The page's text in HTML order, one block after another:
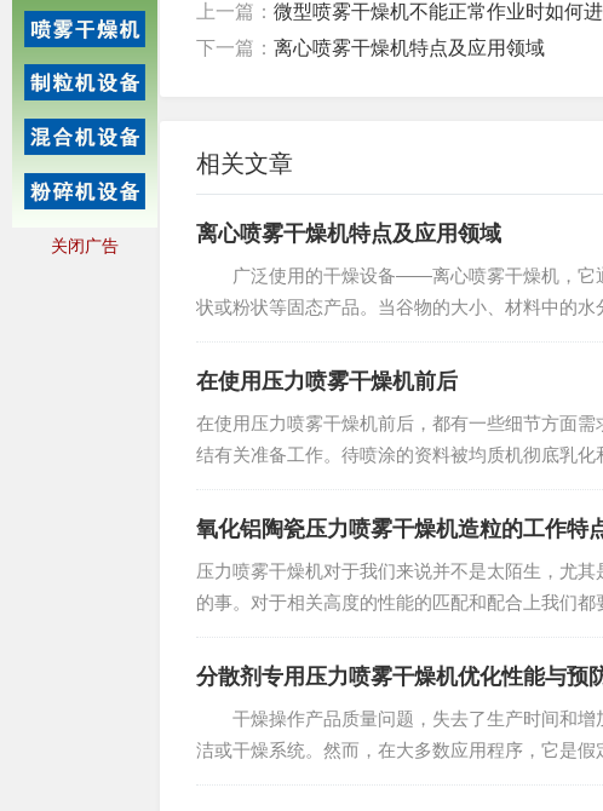
上一篇： 微型喷雾干燥机不能正常作业时如何
下一篇： 离心喷雾干燥机特点及应用领域
相关文章
离心喷雾干燥机特点及应用领域
广泛使用的干燥设备——离心喷雾干燥机，它
状或粉状等固态产品。当谷物的大小、材料中的
机是理想的选择。 工作机...
在使用压力喷雾干燥机前后
在使用压力喷雾干燥机前后，都有一些细节方面
结有关准备工作。待喷涂的资料被均质机彻底乳
化器和管道堵塞的难题。...
氧化铝陶瓷压力喷雾干燥机造粒的工作特
压力喷雾干燥机对于我们来说并不是太陌生，尤
的事。对于相关高度的性能的匹配和配合上我们
作流程，从而能够让这样的设备在一般的情况下能
分散剂专用压力喷雾干燥机优化性能与预
干燥操作产品质量问题，失去了生产时间和增
洁或干燥系统。然而，在大多数应用程序，它是
率。不幸的是，情况并非如此。 喷雾喷嘴
关闭广告